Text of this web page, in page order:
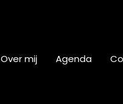
Over mij Agenda